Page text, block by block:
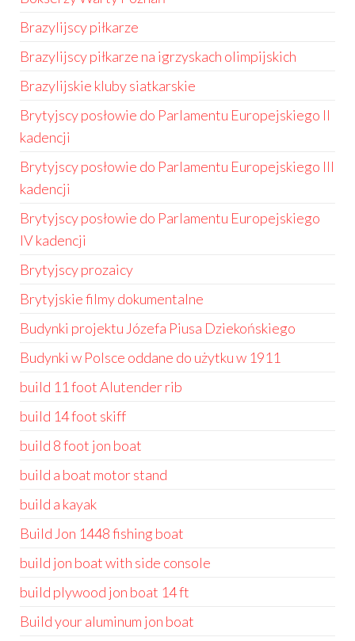
Brazylijscy piłkarze
Brazylijscy piłkarze na igrzyskach olimpijskich
Brazylijskie kluby siatkarskie
Brytyjscy posłowie do Parlamentu Europejskiego II
kadencji
Brytyjscy posłowie do Parlamentu Europejskiego III
kadencji
Brytyjscy posłowie do Parlamentu Europejskiego
IV kadencji
Brytyjscy prozaicy
Brytyjskie filmy dokumentalne
Budynki projektu Józefa Piusa Dziekońskiego
Budynki w Polsce oddane do użytku w 1911
build 11 foot Alutender rib
build 14 foot skiff
build 8 foot jon boat
build a boat motor stand
build a kayak
Build Jon 1448 fishing boat
build jon boat with side console
build plywood jon boat 14 ft
Build your aluminum jon boat